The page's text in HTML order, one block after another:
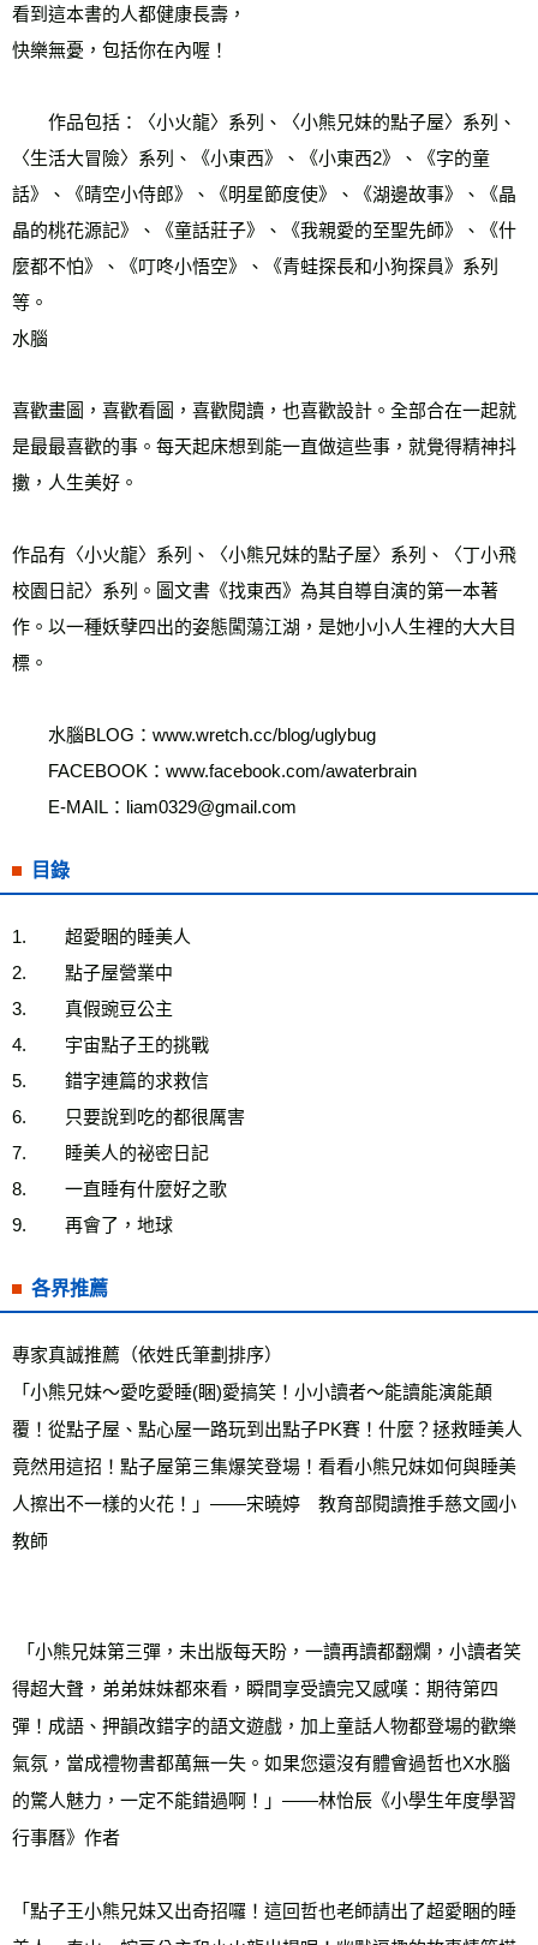
看到這本書的人都健康長壽，
快樂無憂，包括你在內喔！
作品包括：〈小火龍〉系列、〈小熊兄妹的點子屋〉系列、
〈生活大冒險〉系列、《小東西》、《小東西2》、《字的童
話》、《晴空小侍郎》、《明星節度使》、《湖邊故事》、《晶
晶的桃花源記》、《童話莊子》、《我親愛的至聖先師》、《什
麼都不怕》、《叮咚小悟空》、《青蛙探長和小狗探員》系列
等。
水腦
喜歡畫圖，喜歡看圖，喜歡閱讀，也喜歡設計。全部合在一起就
是最最喜歡的事。每天起床想到能一直做這些事，就覺得精神抖
擻，人生美好。
作品有〈小火龍〉系列、〈小熊兄妹的點子屋〉系列、〈丁小飛
校園日記〉系列。圖文書《找東西》為其自導自演的第一本著
作。以一種妖孽四出的姿態闖蕩江湖，是她小小人生裡的大大目
標。
水腦BLOG：www.wretch.cc/blog/uglybug
FACEBOOK：www.facebook.com/awaterbrain
E-MAIL：liam0329@gmail.com
目錄
1.        超愛睏的睡美人
2.        點子屋營業中
3.        真假豌豆公主
4.        宇宙點子王的挑戰
5.        錯字連篇的求救信
6.        只要說到吃的都很厲害
7.        睡美人的祕密日記
8.        一直睡有什麼好之歌
9.        再會了，地球
各界推薦
專家真誠推薦（依姓氏筆劃排序）
「小熊兄妹～愛吃愛睡(睏)愛搞笑！小小讀者～能讀能演能顛
覆！從點子屋、點心屋一路玩到出點子PK賽！什麼？拯救睡美人
竟然用這招！點子屋第三集爆笑登場！看看小熊兄妹如何與睡美
人擦出不一樣的火花！」——宋曉婷　教育部閱讀推手慈文國小
教師
得超大聲，弟弟妹妹都來看，瞬間享受讀完又感嘆：期待第四
彈！成語、押韻改錯字的語文遊戲，加上童話人物都登場的歡樂
氣氛，當成禮物書都萬無一失。如果您還沒有體會過哲也X水腦
的驚人魅力，一定不能錯過啊！」——林怡辰《小學生年度學習
行事曆》作者
「點子王小熊兄妹又出奇招囉！這回哲也老師請出了超愛睏的睡